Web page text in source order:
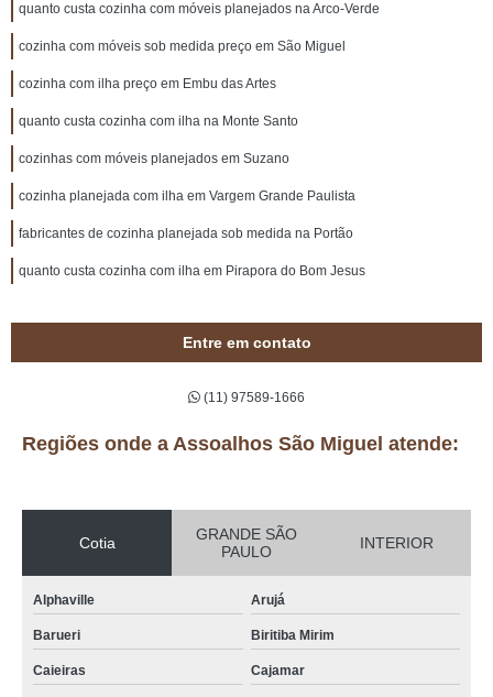
quanto custa cozinha com móveis planejados na Arco-Verde
cozinha com móveis sob medida preço em São Miguel
cozinha com ilha preço em Embu das Artes
quanto custa cozinha com ilha na Monte Santo
cozinhas com móveis planejados em Suzano
cozinha planejada com ilha em Vargem Grande Paulista
fabricantes de cozinha planejada sob medida na Portão
quanto custa cozinha com ilha em Pirapora do Bom Jesus
Entre em contato
(11) 97589-1666
Regiões onde a Assoalhos São Miguel atende:
Cotia
GRANDE SÃO
PAULO
INTERIOR
Alphaville Arujá
Barueri Biritiba Mirim
Caieiras Cajamar